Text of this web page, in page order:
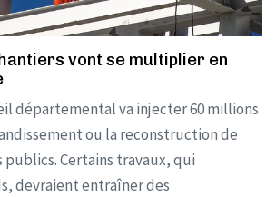
vont se multiplier en
départemental va injecter 60 millions
ou la reconstruction de
Certains travaux, qui
devraient entraîner des